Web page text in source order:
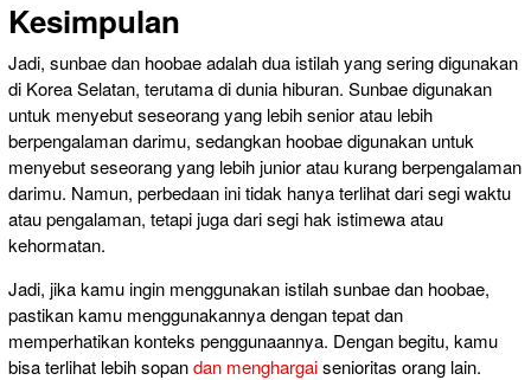
Kesimpulan
Jadi, sunbae dan hoobae adalah dua istilah yang sering digunakan
di Korea Selatan, terutama di dunia hiburan. Sunbae digunakan
untuk menyebut seseorang yang lebih senior atau lebih
berpengalaman darimu, sedangkan hoobae digunakan untuk
menyebut seseorang yang lebih junior atau kurang berpengalaman
darimu. Namun, perbedaan ini tidak hanya terlihat dari segi waktu
atau pengalaman, tetapi juga dari segi hak istimewa atau
kehormatan.
Jadi, jika kamu ingin menggunakan istilah sunbae dan hoobae,
pastikan kamu menggunakannya dengan tepat dan
memperhatikan konteks penggunaannya. Dengan begitu, kamu
bisa terlihat lebih sopandan menghargaisenioritas orang lain.